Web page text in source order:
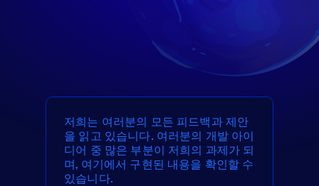
저희는 여러분의 모든 피드백과 제안
을 읽고 있습니다. 여러분의 개발 아이
디어 중 많은 부분이 저희의 과제가 되
며, 여기에서 구현된 내용을 확인할 수
있습니다.